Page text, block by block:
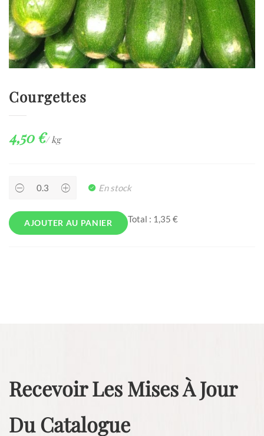
Courgettes
4,50€/ kg
Courgettes
quantity
En stock
AJOUTER AU PANIER Total : 1,35 €
Recevoir Les Mises À Jour
Du Catalogue